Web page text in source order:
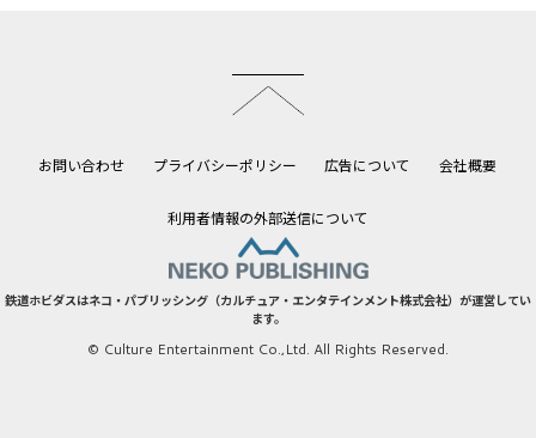
お問い合わせ プライバシーポリシー 広告について 会社概要
利用者情報の外部送信について
鉄道ホビダスはネコ・パブリッシング（カルチュア・エンタテインメント株式会社）が運営してい
ます。
© Culture Entertainment Co.,Ltd. All Rights Reserved.